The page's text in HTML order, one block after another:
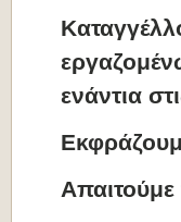
ενάντια